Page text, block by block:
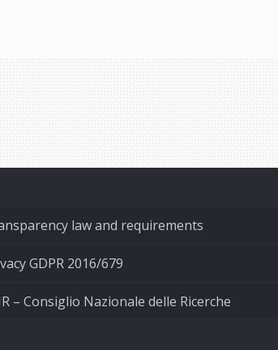
law and requirements
GDPR 2016/679
– Consiglio Nazionale delle Ricerche